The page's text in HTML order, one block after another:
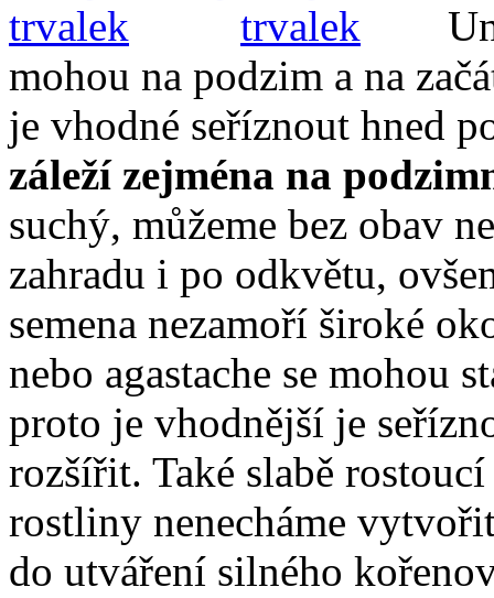
mohou na podzim a na
je vhodné seříznout hned
záleží zejména na
suchý, můžeme bez obav
zahradu i po odkvětu,
semena nezamoří široké
nebo agastache se mohou
proto je vhodnější je
rozšířit. Také slabě
rostliny nenecháme
do utváření silného